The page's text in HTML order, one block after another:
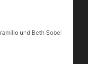
und Beth Sobel